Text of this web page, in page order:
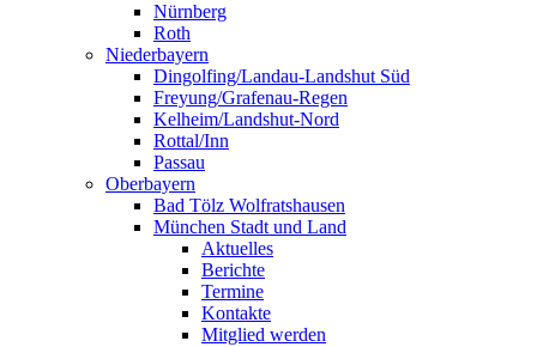
Nürnberg
Roth
Niederbayern
Dingolfing/Landau-Landshut Süd
Freyung/Grafenau-Regen
Kelheim/Landshut-Nord
Rottal/Inn
Passau
Oberbayern
Bad Tölz Wolfratshausen
München Stadt und Land
Aktuelles
Berichte
Termine
Kontakte
Mitglied werden